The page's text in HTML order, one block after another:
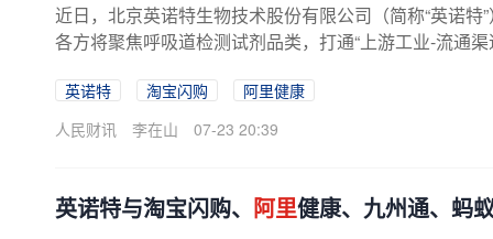
近日，北京英诺特生物技术股份有限公司（简称“英诺特
各方将聚焦呼吸道检测试剂品类，打通“上游工业-流通
英诺特 淘宝闪购
阿里健康
人民财讯
李在山 07-23 20:39
英诺特与淘宝闪购、 阿里健康、九州通、蚂